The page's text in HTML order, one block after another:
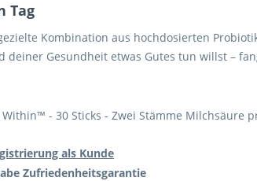
Tag
Kombination aus hochdosierten
deiner Gesundheit etwas Gutes tun willst –
- 30 Sticks - Zwei Stämme Milchsäure
als Kunde
Zufriedenheitsgarantie